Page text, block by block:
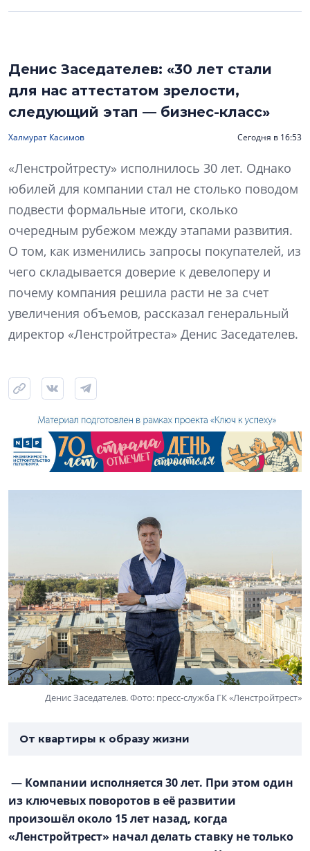
Денис Заседателев: «30 лет стали
для нас аттестатом зрелости,
следующий этап — бизнес-класс»
Халмурат Касимов Сегодня в 16:53
«Ленстройтресту» исполнилось 30 лет. Однако
юбилей для компании стал не столько поводом
подвести формальные итоги, сколько
очередным рубежом между этапами развития.
О том, как изменились запросы покупателей, из
чего складывается доверие к девелоперу и
почему компания решила расти не за счет
увеличения объемов, рассказал генеральный
директор «Ленстройтреста» Денис Заседателев.
Денис Заседателев. Фото: пресс-служба ГК «Ленстройтрест»
От квартиры к образу жизни
— Компании исполняется 30 лет. При этом один
из ключевых поворотов в её развитии
произошёл около 15 лет назад, когда
«Ленстройтрест» начал делать ставку не только